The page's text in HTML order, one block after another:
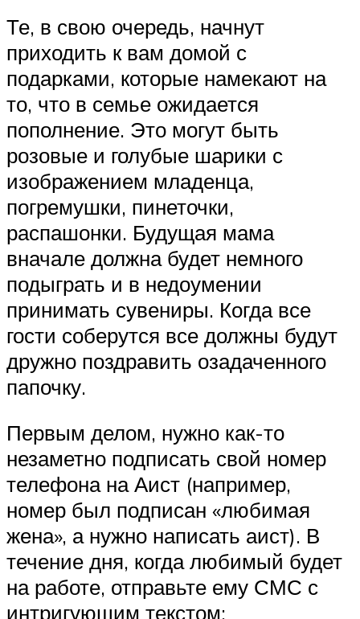
Те, в свою очередь, начнут
приходить к вам домой с
подарками, которые намекают на
то, что в семье ожидается
пополнение. Это могут быть
розовые и голубые шарики с
изображением младенца,
погремушки, пинеточки,
распашонки. Будущая мама
вначале должна будет немного
подыграть и в недоумении
принимать сувениры. Когда все
гости соберутся все должны будут
дружно поздравить озадаченного
папочку.
Первым делом, нужно как-то
незаметно подписать свой номер
телефона на Аист (например,
номер был подписан «любимая
жена», а нужно написать аист). В
течение дня, когда любимый будет
на работе, отправьте ему СМС с
интригующим текстом: